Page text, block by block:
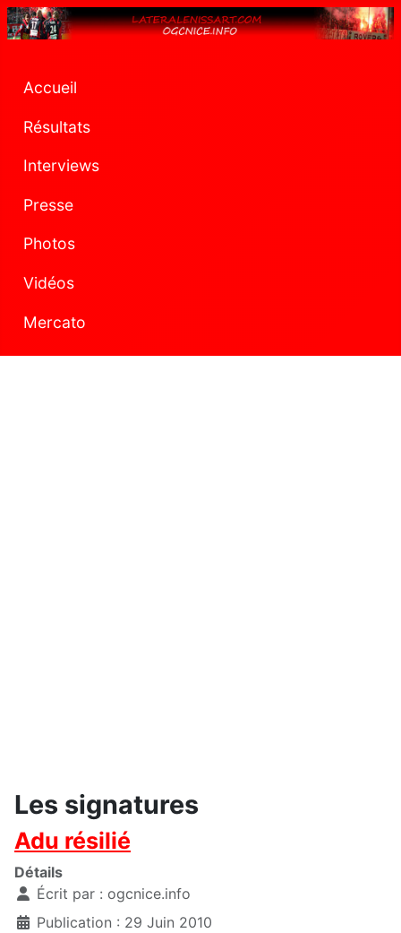
Accueil
Résultats
Interviews
Presse
Photos
Vidéos
Mercato
Les signatures
Adu résilié
Détails
Écrit par : ogcnice.info
Publication : 29 Juin 2010